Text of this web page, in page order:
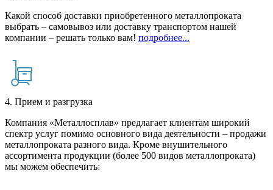
Какой способ доставки приобретенного металлопроката
выбрать – самовывоз или доставку транспортом нашей
компании – решать только вам! подробнее...
4. Прием и разгрузка
Компания «Металлосплав» предлагает клиентам широкий
спектр услуг помимо основного вида деятельности – продажи
металлопроката разного вида. Кроме внушительного
ассортимента продукции (более 500 видов металлопроката)
мы можем обеспечить: